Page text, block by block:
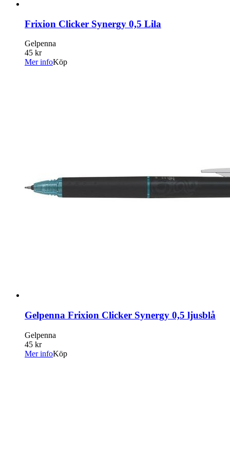
Frixion Clicker Synergy 0,5 Lila
Gelpenna
45 kr
Mer infoKöp
Gelpenna Frixion Clicker Synergy 0,5 ljusblå
Gelpenna
45 kr
Mer infoKöp